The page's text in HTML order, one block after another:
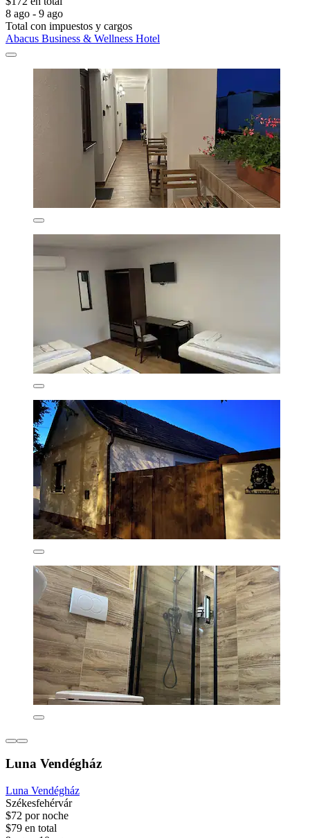
8 ago - 9 ago
Total con impuestos y cargos
Abacus Business & Wellness Hotel
Luna Vendégház
Luna Vendégház
Székesfehérvár
$72 por noche
$79 en total